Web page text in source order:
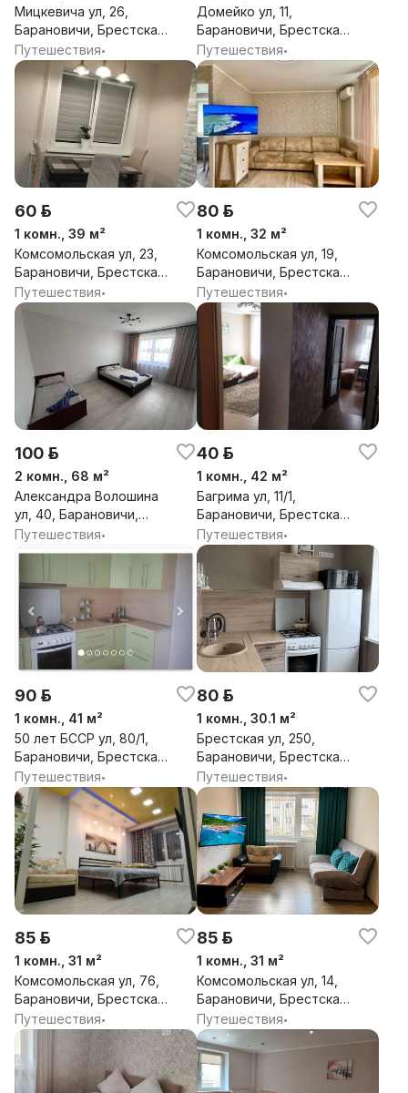
Мицкевича ул, 26,
Барановичи, Брестская
обл.
Путешествия•
Домейко ул, 11,
Барановичи, Брестская
обл.
Путешествия•
60 р.
1 комн., 39 м²
Комсомольская ул, 23,
Барановичи, Брестская
обл.
Путешествия•
80 р.
1 комн., 32 м²
Комсомольская ул, 19,
Барановичи, Брестская
обл.
Путешествия•
100 р.
2 комн., 68 м²
Александра Волошина
ул, 40, Барановичи,
Брестская обл.
Путешествия•
40 р.
1 комн., 42 м²
Багрима ул, 11/1,
Барановичи, Брестская
обл.
Путешествия•
90 р.
1 комн., 41 м²
50 лет БССР ул, 80/1,
Барановичи, Брестская
обл.
Путешествия•
80 р.
1 комн., 30.1 м²
Брестская ул, 250,
Барановичи, Брестская
обл.
Путешествия•
85 р.
1 комн., 31 м²
Комсомольская ул, 76,
Барановичи, Брестская
обл.
Путешествия•
85 р.
1 комн., 31 м²
Комсомольская ул, 14,
Барановичи, Брестская
обл.
Путешествия•